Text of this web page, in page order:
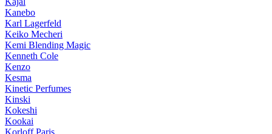
Kanebo
Karl Lagerfeld
Keiko Mecheri
Kemi Blending Magic
Kenneth Cole
Kenzo
Kesma
Kinetic Perfumes
Kinski
Kokeshi
Kookai
Korloff Paris